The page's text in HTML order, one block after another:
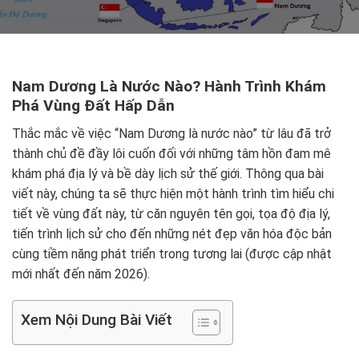
Nam Dương Là Nước Nào? Hành Trình Khám
Phá Vùng Đất Hấp Dẫn
Thắc mắc về việc “Nam Dương là nước nào” từ lâu đã trở
thành chủ đề đầy lôi cuốn đối với những tâm hồn đam mê
khám phá địa lý và bề dày lịch sử thế giới. Thông qua bài
viết này, chúng ta sẽ thực hiện một hành trình tìm hiểu chi
tiết về vùng đất này, từ căn nguyên tên gọi, tọa độ địa lý,
tiến trình lịch sử cho đến những nét đẹp văn hóa độc bản
cùng tiềm năng phát triển trong tương lai (được cập nhật
mới nhất đến năm 2026).
Xem Nội Dung Bài Viết